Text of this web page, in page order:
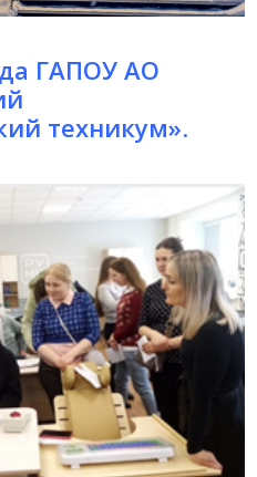
ГАПОУ АО
техникум».